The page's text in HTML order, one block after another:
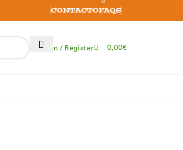
CONTACTOFAQS
Login / Register
0
0,00€